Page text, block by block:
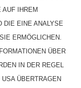
AUF IHREM
DIE EINE ANALYSE
ERMÖGLICHEN.
ÜBER
IN DER REGEL
ÜBERTRAGEN